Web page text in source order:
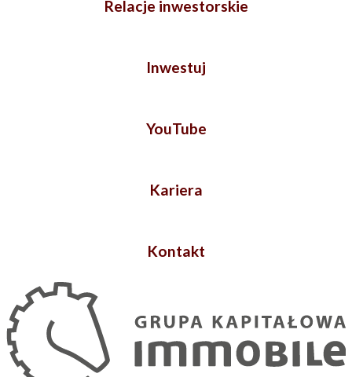
Relacje inwestorskie
Inwestuj
YouTube
Kariera
Kontakt